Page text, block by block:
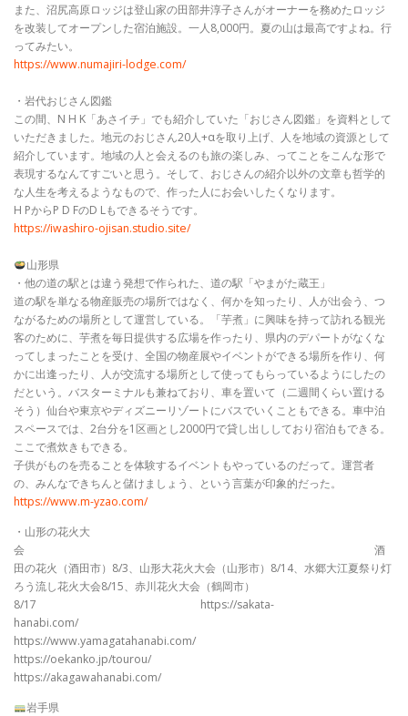
また、沼尻高原ロッジは登山家の田部井淳子さんがオーナーを務めたロッジ
を改装してオープンした宿泊施設。一人8,000円。夏の山は最高ですよね。行
ってみたい。
https://www.numajiri-lodge.com/
・岩代おじさん図鑑
この間、N H K「あさイチ」でも紹介していた「おじさん図鑑」を資料として
いただきました。地元のおじさん20人+αを取り上げ、人を地域の資源として
紹介しています。地域の人と会えるのも旅の楽しみ、ってことをこんな形で
表現するなんてすごいと思う。そして、おじさんの紹介以外の文章も哲学的
な人生を考えるようなもので、作った人にお会いしたくなります。
H PからP D FのD Lもできるそうです。
https://iwashiro-ojisan.studio.site/
山形県
・他の道の駅とは違う発想で作られた、道の駅「やまがた蔵王」
道の駅を単なる物産販売の場所ではなく、何かを知ったり、人が出会う、つ
ながるための場所として運営している。「芋煮」に興味を持って訪れる観光
客のために、芋煮を毎日提供する広場を作ったり、県内のデパートがなくな
ってしまったことを受け、全国の物産展やイベントができる場所を作り、何
かに出逢ったり、人が交流する場所として使ってもらっているようにしたの
だという。バスターミナルも兼ねており、車を置いて（二週間くらい置ける
そう）仙台や東京やディズニーリゾートにバスでいくこともできる。車中泊
スペースでは、2台分を1区画とし2000円で貸し出ししており宿泊もできる。
ここで煮炊きもできる。
子供がものを売ることを体験するイベントもやっているのだって。運営者
の、みんなできちんと儲けましょう、という言葉が印象的だった。
https://www.m-yzao.com/
・山形の花火大
会 酒
田の花火（酒田市）8/3、山形大花火大会（山形市）8/14、水郷大江夏祭り灯
ろう流し花火大会8/15、赤川花火大会（鶴岡市）
8/17 https://sakata-
hanabi.com/
https://www.yamagatahanabi.com/
https://oekanko.jp/tourou/
https://akagawahanabi.com/
岩手県